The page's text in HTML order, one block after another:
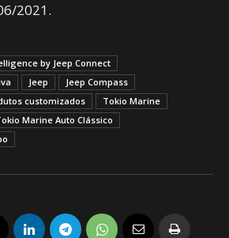
2021.
by Jeep Connect
Jeep
Jeep Compass
customizados
Tokio Marine
Marine Auto Clássico